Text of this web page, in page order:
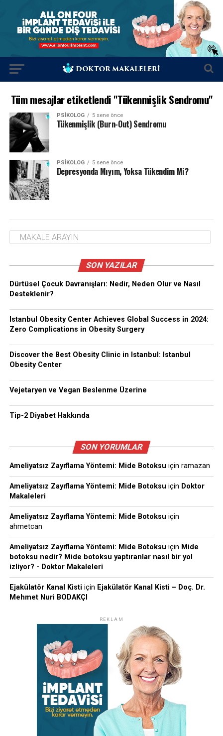
Tüm mesajlar etiketlendi "Tükenmişlik Sendromu"
PSIKOLOG 5 sene önce
Tükenmişlik (Burn-Out) Sendromu
PSIKOLOG 5 sene önce
Depresyonda Mıyım, Yoksa Tükendim Mi?
SON YAZILAR
Dürtüsel Çocuk Davranışları: Nedir, Neden Olur ve Nasıl
Desteklenir?
Istanbul Obesity Center Achieves Global Success in 2024:
Zero Complications in Obesity Surgery
Discover the Best Obesity Clinic in Istanbul: Istanbul
Obesity Center
Vejetaryen ve Vegan Beslenme Üzerine
Tip-2 Diyabet Hakkında
SON YORUMLAR
Ameliyatsız Zayıflama Yöntemi: Mide Botoksu için ramazan
Ameliyatsız Zayıflama Yöntemi: Mide Botoksu için Doktor
Makaleleri
Ameliyatsız Zayıflama Yöntemi: Mide Botoksu için
ahmetcan
Ameliyatsız Zayıflama Yöntemi: Mide Botoksu için Mide
botoksu nedir? Mide botoksu yaptıranlar nasıl bir yol
izliyor? - Doktor Makaleleri
Ejakülatör Kanal Kisti için Ejakülatör Kanal Kisti – Doç. Dr.
Mehmet Nuri BODAKÇI
REKLAM